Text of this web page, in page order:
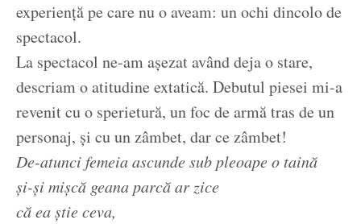
experiență pe care nu o aveam: un ochi dincolo de
spectacol.
La spectacol ne-am așezat având deja o stare,
descriam o atitudine extatică. Debutul piesei mi-a
revenit cu o sperietură, un foc de armă tras de un
personaj, și cu un zâmbet, dar ce zâmbet!
De-atunci femeia ascunde sub pleoape o taină
și-și mișcă geana parcă ar zice
că ea știe ceva,